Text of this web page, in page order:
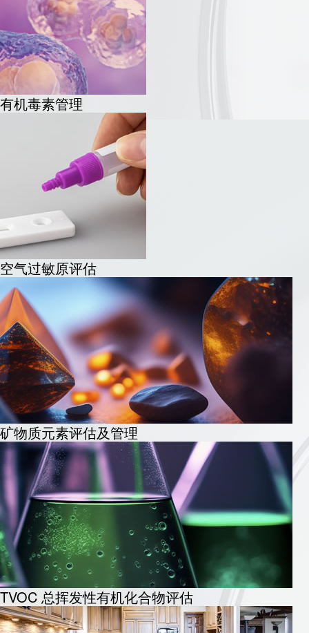
有机毒素管理
空气过敏原评估
矿物质元素评估及管理
TVOC 总挥发性有机化合物评估